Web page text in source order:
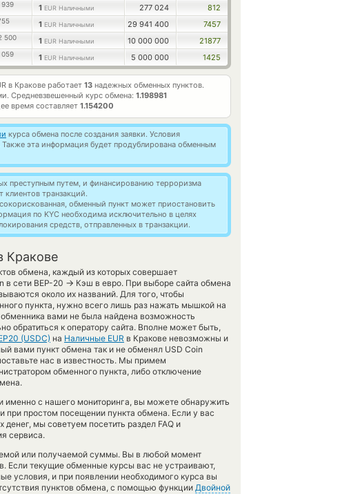
939 1 EUR Наличными 277 024
812
1 EUR Наличными 29 941 400
7457
500 1 EUR Наличными 10 000 000
21877
059 1 EUR Наличными 5 000 000 1425
в Кракове работает 13 надежных обменных пунктов.
Средневзвешенный курс обмена: 1.198981
время составляет 1.154200
курса обмена после создания заявки. Условия
эта информация будет продублирована обменным
преступным путем, и финансированию терроризма
транзакций.
обменный пункт может приостановить
по KYC необходима исключительно в целях
средств, отправленных в транзакции.
Кракове
обмена, каждый из которых совершает
в сети BEP-20 → Кэш в евро. При выборе сайта обмена
около их названий. Для того, чтобы
пункта, нужно всего лишь раз нажать мышкой на
вами не была найдена возможность
обратиться к оператору сайта. Вполне может быть,
(USDC) на Наличные EUR в Кракове невозможны и
вами пункт обмена так и не обменял USD Coin
нас в известность. Мы примем
обменного пункта, либо отключение
именно с нашего мониторинга, вы можете обнаружить
при простом посещении пункта обмена. Если у вас
мы советуем посетить раздел FAQ и
сервиса.
или получаемой суммы. Вы в любой момент
Если текущие обменные курсы вас не устраивают,
условия, и при появлении необходимого курса вы
пунктов обмена, с помощью функции Двойной